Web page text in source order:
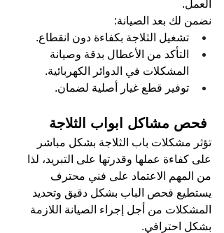
العمل.
نضمن لك بعد الصيانة:
تشغيل الثلاجة بكفاءة دون انقطاع.
التأكد من الأعطال بدقة وصيانة
المشكلات في الدوائر الكهربائية.
توفير قطع غيار أصلية لضمان.
فحص مشاكل ابواب الثلاجة
تؤثر مشكلات باب الثلاجة بشكل مباشر
على كفاءة عملها وقدرتها على التبريد، لذا
من المهم الاعتماد على فني محترف
يستطيع فحص الباب بشكل دقيق وتحديد
المشكلات من أجل إجراء الصيانة اللازمة
بشكل احترافي.